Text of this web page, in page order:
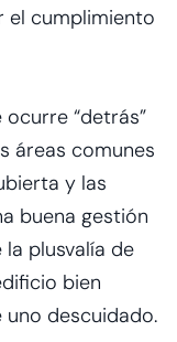
el cumplimiento
“detrás”
áreas comunes
y las
buena gestión
plusvalía de
bien
descuidado.